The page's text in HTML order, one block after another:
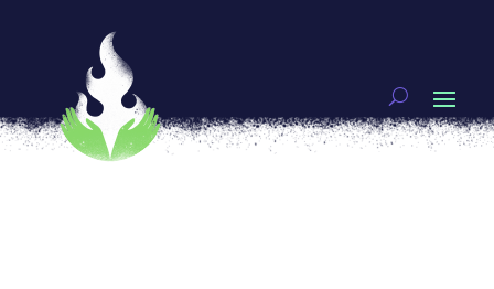
¡Genias! Autoras y protagonistas rifando en el
manga
porUnx |May 1, 2019
Si te interesa el manga (o has oído hablar de él)